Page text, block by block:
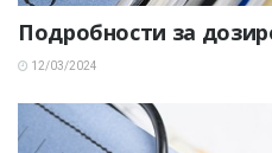
Подробности за
12/03/2024